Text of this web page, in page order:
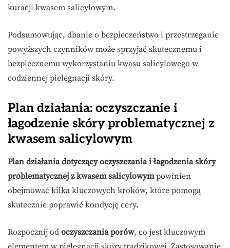
kuracji kwasem salicylowym.
Podsumowując, dbanie o bezpieczeństwo i przestrzeganie
powyższych czynników może sprzyjać skutecznemu i
bezpiecznemu wykorzystaniu kwasu salicylowego w
codziennej pielęgnacji skóry.
Plan działania: oczyszczanie i
łagodzenie skóry problematycznej z
kwasem salicylowym
Plan działania dotyczący oczyszczania i łagodzenia skóry
problematycznej z kwasem salicylowympowinien
obejmować kilka kluczowych kroków, które pomogą
skutecznie poprawić kondycję cery.
Rozpocznij od oczyszczania porów, co jest kluczowym